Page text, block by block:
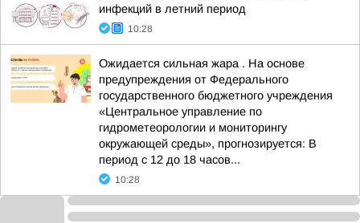
инфекций в летний период
10:28
Ожидается сильная жара . На основе
предупреждения от Федерального
государственного бюджетного учреждения
«Центральное управление по
гидрометеорологии и мониторингу
окружающей среды», прогнозируется: В
период с 12 до 18 часов...
10:28